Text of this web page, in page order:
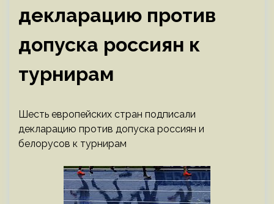
декларацию против
допуска россиян к
турнирам
Шесть европейских стран подписали
декларацию против допуска россиян и
белорусов к турнирам